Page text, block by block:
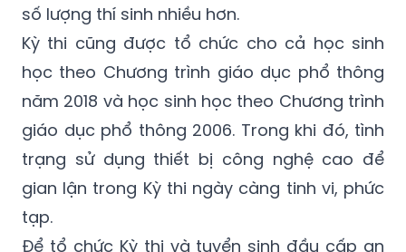
chính quyền địa phương 02 cấp và thay đổi
trong sắp xếp hệ thống cơ quan thanh tra;
số lượng thí sinh nhiều hơn.
Kỳ thi cũng được tổ chức cho cả học sinh
học theo Chương trình giáo dục phổ thông
năm 2018 và học sinh học theo Chương trình
giáo dục phổ thông 2006. Trong khi đó, tình
trạng sử dụng thiết bị công nghệ cao để